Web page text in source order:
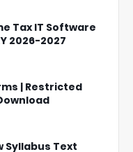
Tax IT Software
2026-2027
| Restricted
Syllabus Text